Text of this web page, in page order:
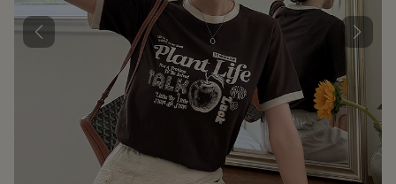
리뷰 카운트 영역
블룬티 나시원피스+셔츠SET
15%31,900원37,500원
리뷰 카운트 영역